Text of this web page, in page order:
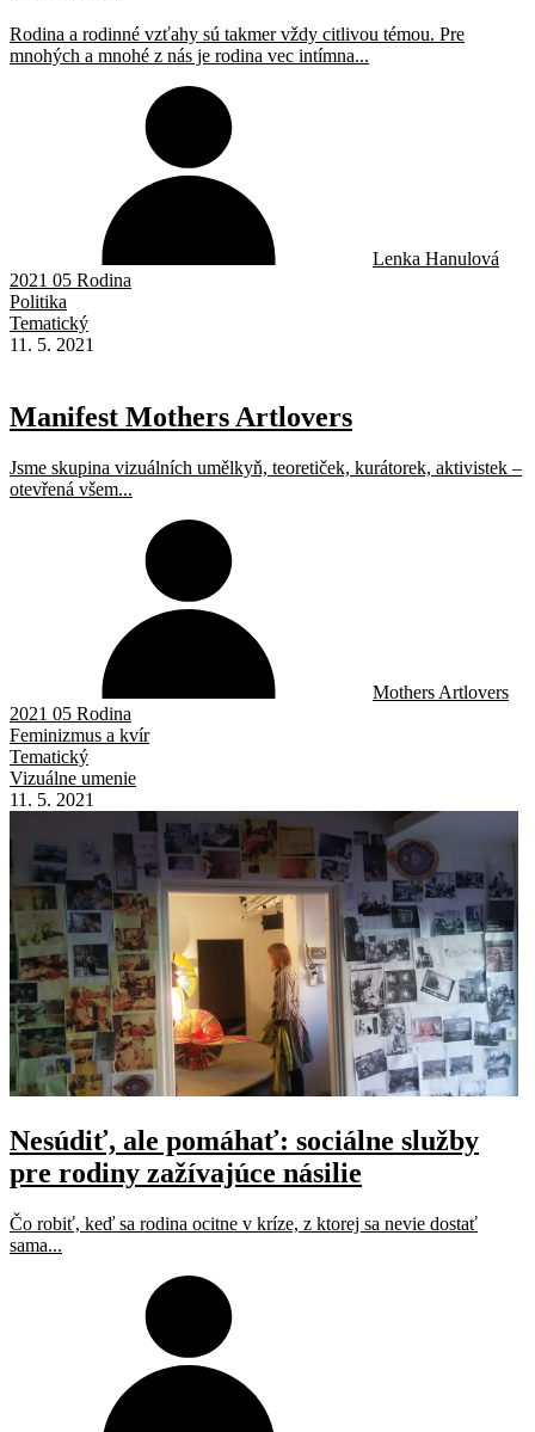
Rodina a rodinné vzťahy sú takmer vždy citlivou témou. Pre
mnohých a mnohé z nás je rodina vec intímna...
Lenka Hanulová
2021 05 Rodina
Politika
Tematický
11. 5. 2021
Manifest Mothers Artlovers
Jsme skupina vizuálních umělkyň, teoretiček, kurátorek, aktivistek –
otevřená všem...
Mothers Artlovers
2021 05 Rodina
Feminizmus a kvír
Tematický
Vizuálne umenie
11. 5. 2021
Nesúdiť, ale pomáhať: sociálne služby
pre rodiny zažívajúce násilie
Čo robiť, keď sa rodina ocitne v kríze, z ktorej sa nevie dostať
sama...